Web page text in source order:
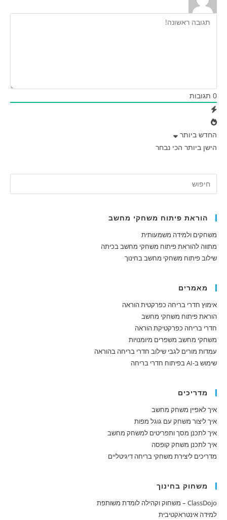
0 תגובות
החדש ביותר
הישן ביותר הכי נבחר
הוראת פיתוח משחקי מחשב
משחקים ולמידה משמעותית
מתווה להוראת פיתוח משחקי מחשב בכיתה
שילוב פיתוח משחקי מחשב בחינוך
מאמרים
אימוץ חדרי בריחה כפרקטית הוראה
הוראת פיתוח משחקי מחשב
חדרי בריחה כפרקטיקת הוראה
משחקי מחשב משפרים מיומנויות
עמדות מורים לגבי שילוב חדרי בריחה בהוראה
שימוש ב-AI בפיתוח חדרי בריחה
מדריכים
איך לאפיין משחק מחשב
איך ליצור משחק עם גוגל מפות
איך לתכנן מסך ותפריטים למשחק מחשב
איך לתכנן משחק קופסה
מדריכים ליצירת משחקי בריחה דיגיטליים
משחוק בחינוך
ClassDojo – משחוק וקהילה לומדת משותפת
למידה אינטראקטיבית